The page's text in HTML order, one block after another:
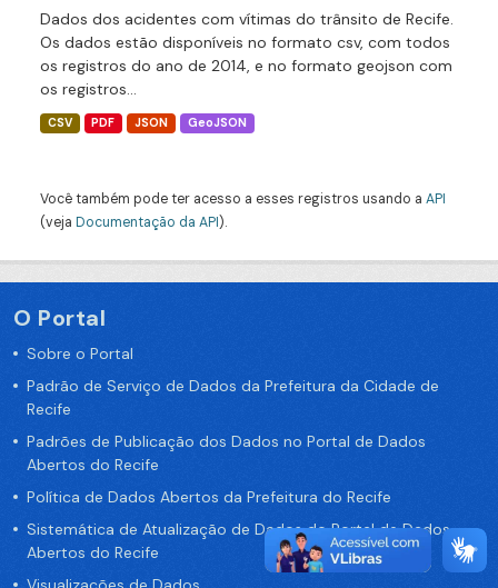
Dados dos acidentes com vítimas do trânsito de Recife.
Os dados estão disponíveis no formato csv, com todos
os registros do ano de 2014, e no formato geojson com
os registros...
CSV PDF JSON GeoJSON
Você também pode ter acesso a esses registros usando a API
(veja Documentação da API).
O Portal
Sobre o Portal
Padrão de Serviço de Dados da Prefeitura da Cidade de
Recife
Padrões de Publicação dos Dados no Portal de Dados
Abertos do Recife
Política de Dados Abertos da Prefeitura do Recife
Sistemática de Atualização de Dados do Portal de Dados
Abertos do Recife